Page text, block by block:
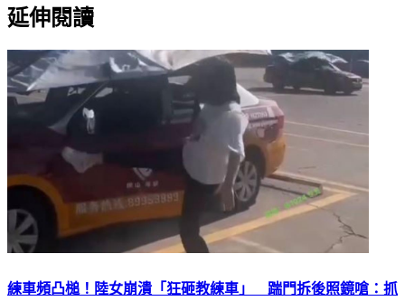
延伸閱讀
練車頻凸槌！陸女崩潰「狂砸教練車」 踹門拆後照鏡嗆：抓